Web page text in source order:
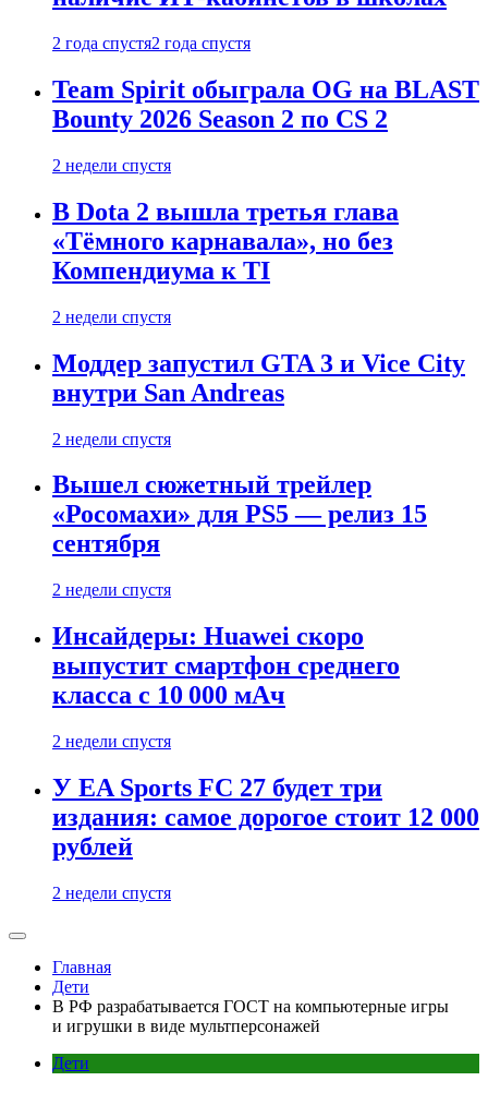
2 года спустя2 года спустя
Team Spirit обыграла OG на BLAST
Bounty 2026 Season 2 по CS 2
2 недели спустя
В Dota 2 вышла третья глава
«Тёмного карнавала», но без
Компендиума к TI
2 недели спустя
Моддер запустил GTA 3 и Vice City
внутри San Andreas
2 недели спустя
Вышел сюжетный трейлер
«Росомахи» для PS5 — релиз 15
сентября
2 недели спустя
Инсайдеры: Huawei скоро
выпустит смартфон среднего
класса с 10 000 мАч
2 недели спустя
У EA Sports FC 27 будет три
издания: самое дорогое стоит 12 000
рублей
2 недели спустя
Главная
Дети
В РФ разрабатывается ГОСТ на компьютерные игры
и игрушки в виде мультперсонажей
Дети